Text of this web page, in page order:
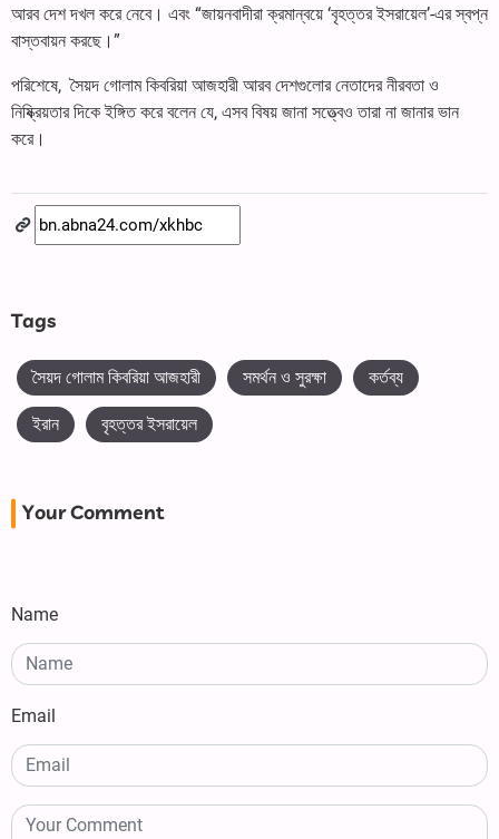
আরব দেশ দখল করে নেবে। এবং “জায়নবাদীরা ক্রমান্বয়ে ‘বৃহত্তর ইসরায়েল’-এর স্বপ্ন
বাস্তবায়ন করছে।”
পরিশেষে, সৈয়দ গোলাম কিবরিয়া আজহারী আরব দেশগুলোর নেতাদের নীরবতা ও
নিষ্ক্রিয়তার দিকে ইঙ্গিত করে বলেন যে, এসব বিষয় জানা সত্ত্বেও তারা না জানার ভান
করে।
Tags
সৈয়দ গোলাম কিবরিয়া আজহারী সমর্থন ও সুরক্ষা কর্তব্য
ইরান বৃহত্তর ইসরায়েল
Your Comment
Name
Email